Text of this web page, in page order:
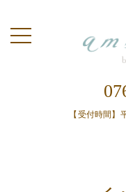
【受付時間】
toggle
navigation